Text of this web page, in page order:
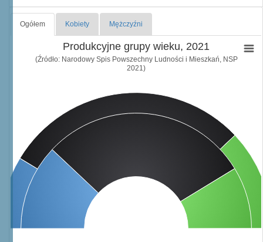
Ogółem Kobiety Mężczyźni
Produkcyjne grupy wieku, 2021
(Źródło: Narodowy Spis Powszechny Ludności i Mieszkań, NSP
2021)